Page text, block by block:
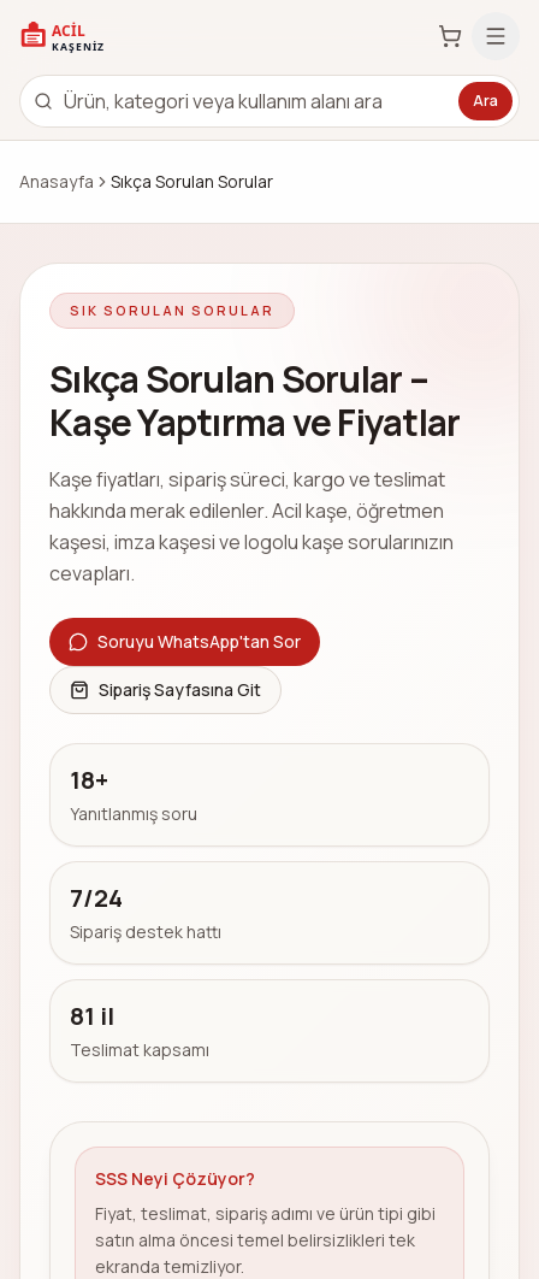
Ara
Anasayfa Sıkça Sorulan Sorular
SIK SORULAN SORULAR
Sıkça Sorulan Sorular –
Kaşe Yaptırma ve Fiyatlar
Kaşe fiyatları, sipariş süreci, kargo ve teslimat
hakkında merak edilenler. Acil kaşe, öğretmen
kaşesi, imza kaşesi ve logolu kaşe sorularınızın
cevapları.
Soruyu WhatsApp'tan Sor
Sipariş Sayfasına Git
18+
Yanıtlanmış soru
7/24
Sipariş destek hattı
81 il
Teslimat kapsamı
SSS Neyi Çözüyor?
Fiyat, teslimat, sipariş adımı ve ürün tipi gibi
satın alma öncesi temel belirsizlikleri tek
ekranda temizliyor.